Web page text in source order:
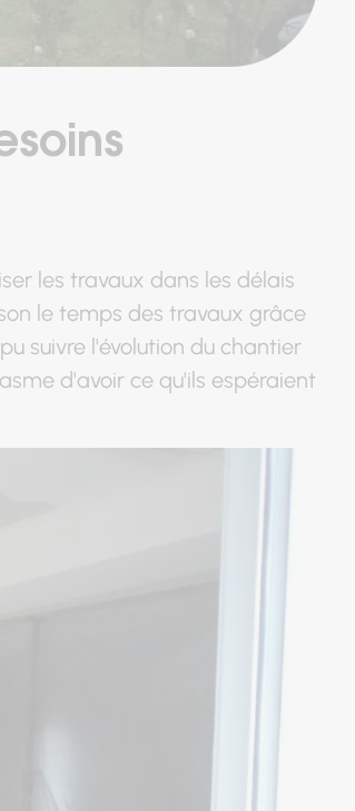
les travaux dans les délais
le temps des travaux grâce
suivre l'évolution du chantier
d'avoir ce qu'ils espéraient